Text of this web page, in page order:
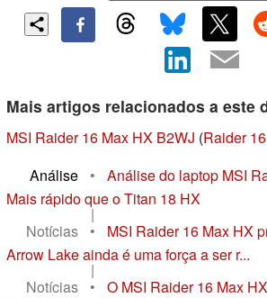
Mais artigos relacionados a este
MSI Raider 16 Max HX B2WJ (Raider
Análise
•
Análise do laptop MSI
Mais rápido que o Titan 18 HX
|
Notícias
•
MSI Raider 16 Max HX
Arrow Lake ainda é uma força a ser r...
|
Notícias
•
O MSI Raider 16 Max